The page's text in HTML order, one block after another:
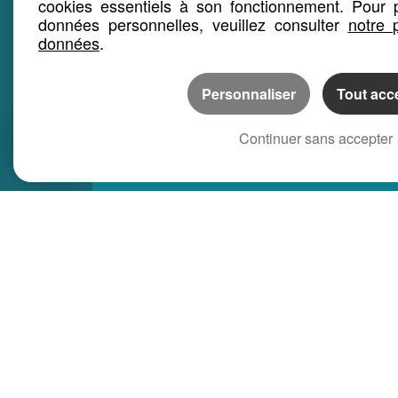
cookies essentiels à son fonctionnement. Pour
données personnelles, veuillez consulter notre
données.
Personnaliser Tout
Continuer sans accepter